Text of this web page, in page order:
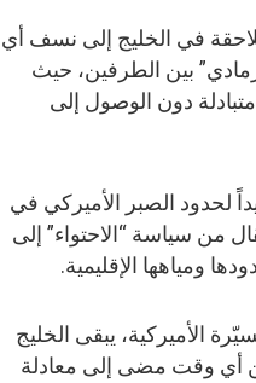
في الخليج إلى نسف أي
بين الطرفين، حيث
دون الوصول إلى
لحدود الصبر الأميركي في
من سياسة “الاحتواء” إلى
ومياهها الإقليمية.
الأميركية، يبقى الخليج
أي وقت مضى إلى معادلة